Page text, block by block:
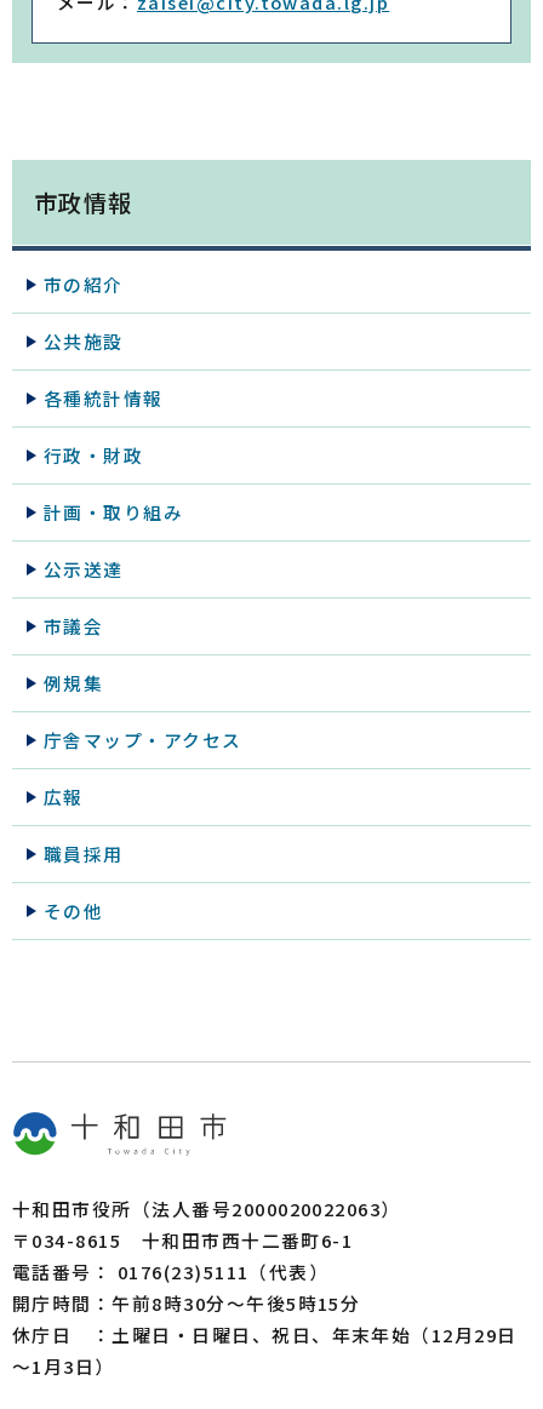
市政情報
市の紹介
公共施設
各種統計情報
行政・財政
計画・取り組み
公示送達
市議会
例規集
庁舎マップ・アクセス
広報
職員採用
その他
十和田市役所（法人番号2000020022063）
〒034-8615 十和田市西十二番町6-1
電話番号： 0176(23)5111（代表）
開庁時間：午前8時30分～午後5時15分
休庁日 ：土曜日・日曜日、祝日、年末年始（12月29日
～1月3日）